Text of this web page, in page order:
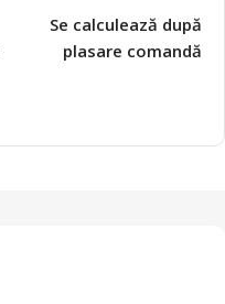
Se calculează după
plasare comandă